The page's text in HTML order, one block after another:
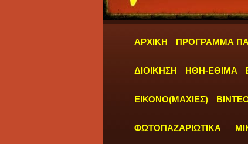
ΑΡΧΙΚΗ ΠΡΟΓΡΑΜΜΑ
ΔΙΟΙΚΗΣΗ ΗΘΗ-ΕΘΙΜΑ
ΕΙΚΟΝΟ(ΜΑΧΙΕΣ)
ΦΩΤΟΠΑΖΑΡΙΩΤΙΚΑ